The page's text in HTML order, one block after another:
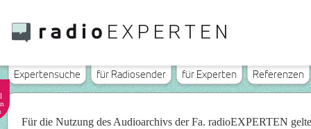
Expertensuche für Radiosender für Experten Referenzen
Für die Nutzung des Audioarchivs der Fa. radioEXPERTEN